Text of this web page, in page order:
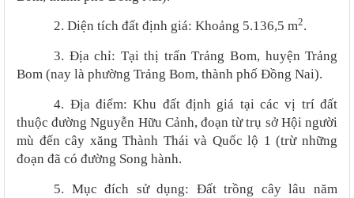
2. Diện tích đất định giá: Khoảng 5.136,5 m2.
3. Địa chỉ: Tại thị trấn Trảng Bom, huyện Trảng
Bom (nay là phường Trảng Bom, thành phố Đồng Nai).
4. Địa điểm:Khu đất định giá tại các vị trí đất
thuộc đường Nguyễn Hữu Cảnh, đoạn từ trụ sở Hội người
mù đến cây xăng Thành Thái và Quốc lộ 1 (trừ những
đoạn đã có đường Song hành.
5. Mục đích sử dụng: Đất trồng cây lâu năm